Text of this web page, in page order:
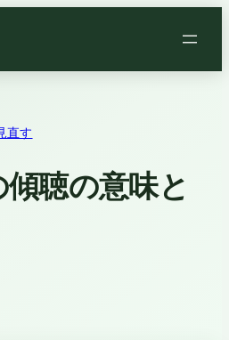
直す
聴の意味と